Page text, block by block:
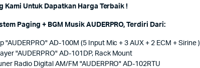
Kami Untuk Dapatkan Harga Terbaik !
Paging + BGM Musik AUDERPRO, Terdiri Dari:
"AUDERPRO" AD-100M (5 Input Mic + 3 AUX + 2 ECM + Sirine )
"AUDERPRO" AD-101DP, Rack Mount
Radio Digital AM/FM "AUDERPRO" AD-102RTU